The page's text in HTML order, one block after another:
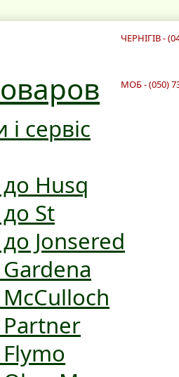
ЧЕРНІГІВ -
сервіс
Husq
St
Jonsered
МОБ - (050)